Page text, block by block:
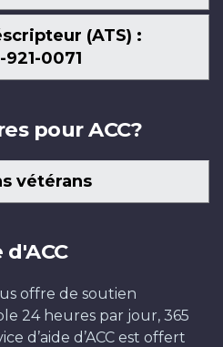
(ATS) :
921-0071
pour ACC?
vétérans
offre de soutien
24 heures par jour, 365
d’aide d’ACC est offert